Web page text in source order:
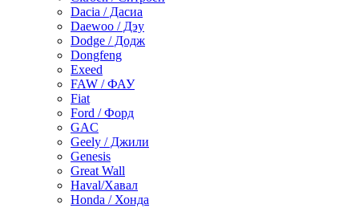
Dacia / Дасиа
Daewoo / Дэу
Dodge / Додж
Dongfeng
Exeed
FAW / ФАУ
Fiat
Ford / Форд
GAC
Geely / Джили
Genesis
Great Wall
Haval/Хавал
Honda / Хонда